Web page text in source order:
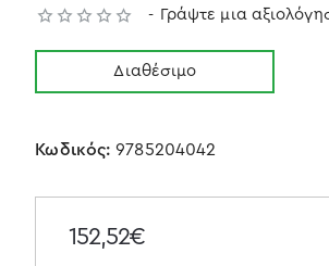
Διαθέσιμο
Κωδικός: 9785204042
- Γράψτε μια
152,52€